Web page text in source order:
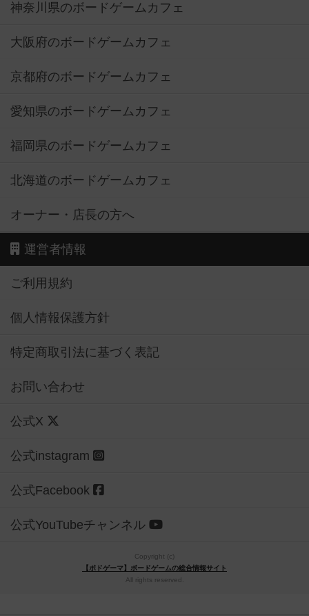
神奈川県のボードゲームカフェ
大阪府のボードゲームカフェ
京都府のボードゲームカフェ
愛知県のボードゲームカフェ
福岡県のボードゲームカフェ
北海道のボードゲームカフェ
オーナー・店長の方へ
運営者情報
ご利用規約
個人情報保護方針
特定商取引法に基づく表記
お問い合わせ
公式X
公式instagram
公式Facebook
公式YouTubeチャンネル
Copyright (c)
【ボドゲーマ】ボードゲームの総合情報サイト
All rights reserved.